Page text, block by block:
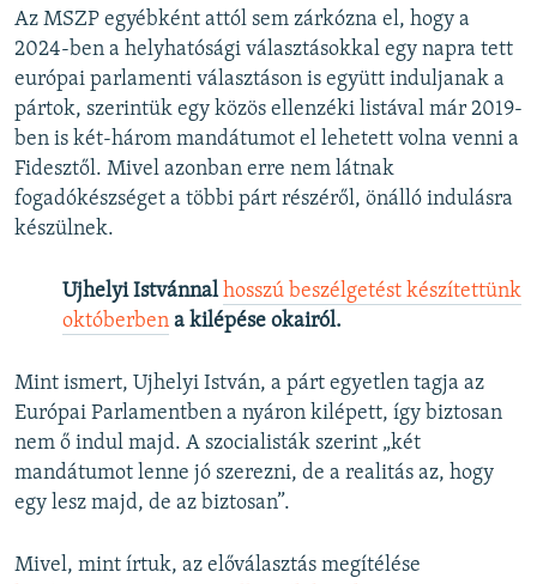
Az MSZP egyébként attól sem zárkózna el, hogy a
2024-ben a helyhatósági választásokkal egy napra tett
európai parlamenti választáson is együtt induljanak a
pártok, szerintük egy közös ellenzéki listával már 2019-
ben is két-három mandátumot el lehetett volna venni a
Fidesztől. Mivel azonban erre nem látnak
fogadókészséget a többi párt részéről, önálló indulásra
készülnek.
Ujhelyi Istvánnalhosszú beszélgetést készítettünk
októberben a kilépése okairól.
Mint ismert, Ujhelyi István, a párt egyetlen tagja az
Európai Parlamentben a nyáron kilépett, így biztosan
nem ő indul majd. A szocialisták szerint „két
mandátumot lenne jó szerezni, de a realitás az, hogy
egy lesz majd, de az biztosan”.
Mivel, mint írtuk, az előválasztás megítélése